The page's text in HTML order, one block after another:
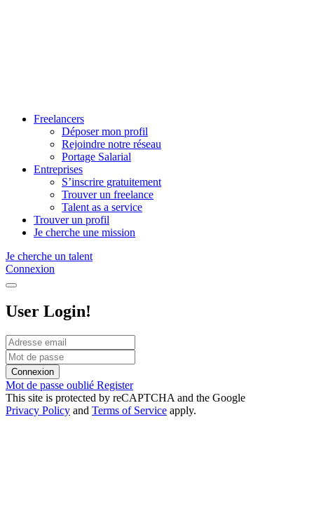
Freelancers
Déposer mon profil
Rejoindre notre réseau
Portage Salarial
Entreprises
S’inscrire gratuitement
Trouver un freelance
Talent as a service
Trouver un profil
Je cherche une mission
Je cherche un talent
Connexion
User Login!
Connexion
Mot de passe oublié Register
This site is protected by reCAPTCHA and the Google
Privacy Policy and Terms of Service apply.